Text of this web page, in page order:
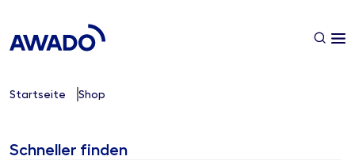
Startseite Shop
Schneller finden